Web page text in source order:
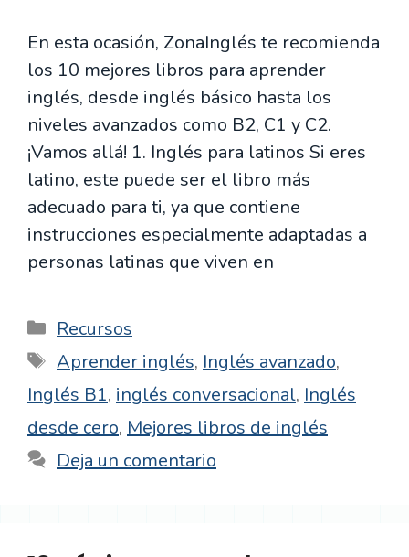
En esta ocasión, ZonaInglés te recomienda
los 10 mejores libros para aprender
inglés, desde inglés básico hasta los
niveles avanzados como B2, C1 y C2.
¡Vamos allá! 1. Inglés para latinos Si eres
latino, este puede ser el libro más
adecuado para ti, ya que contiene
instrucciones especialmente adaptadas a
personas latinas que viven en
Categorías
Recursos
Etiquetas
Aprender inglés, Inglés avanzado,
Inglés B1, inglés conversacional, Inglés
desde cero, Mejores libros de inglés
Deja un comentario